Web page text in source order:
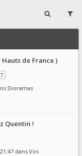
de France )
Dioramas
Quentin !
dans Vos